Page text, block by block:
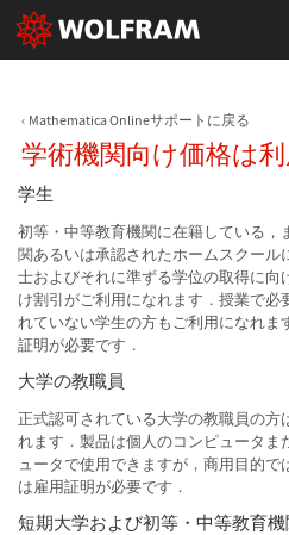
Mathematica Onlineサポートに戻る
学術機関向け価格は
学生
初等・中等教育機関に在籍している
関あるいは承認されたホームスクー
士およびそれに準ずる学位の取得に向
け割引がご利用になれます．授業で必
れていない学生の方もご利用になれま
証明が必要です．
大学の教職員
正式認可されている大学の教職員の方
れます．製品は個人のコンピュータ
ュータで使用できますが，商用目的
は雇用証明が必要です．
短期大学および初等・中等教育機